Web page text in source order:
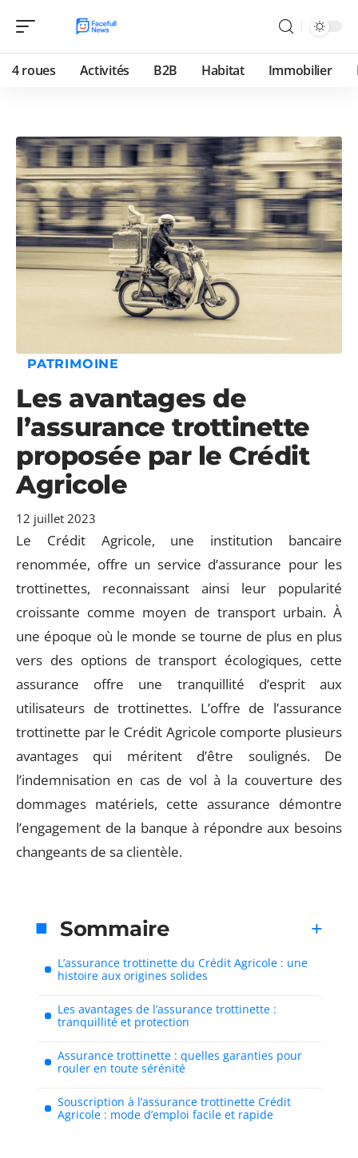
4 roues Activités B2B Habitat Immobilier
PATRIMOINE
Les avantages de
l’assurance trottinette
proposée par le Crédit
Agricole
12 juillet 2023
Le Crédit Agricole, une institution bancaire
renommée, offre un service d’assurance pour les
trottinettes, reconnaissant ainsi leur popularité
croissante comme moyen de transport urbain. À
une époque où le monde se tourne de plus en plus
vers des options de transport écologiques, cette
assurance offre une tranquillité d’esprit aux
utilisateurs de trottinettes. L’offre de l’assurance
trottinette par le Crédit Agricole comporte plusieurs
avantages qui méritent d’être soulignés. De
l’indemnisation en cas de vol à la couverture des
dommages matériels, cette assurance démontre
l’engagement de la banque à répondre aux besoins
changeants de sa clientèle.
Sommaire
L’assurance trottinette du Crédit Agricole : une
histoire aux origines solides
Les avantages de l’assurance trottinette :
tranquillité et protection
Assurance trottinette : quelles garanties pour
rouler en toute sérénité
Souscription à l’assurance trottinette Crédit
Agricole : mode d’emploi facile et rapide